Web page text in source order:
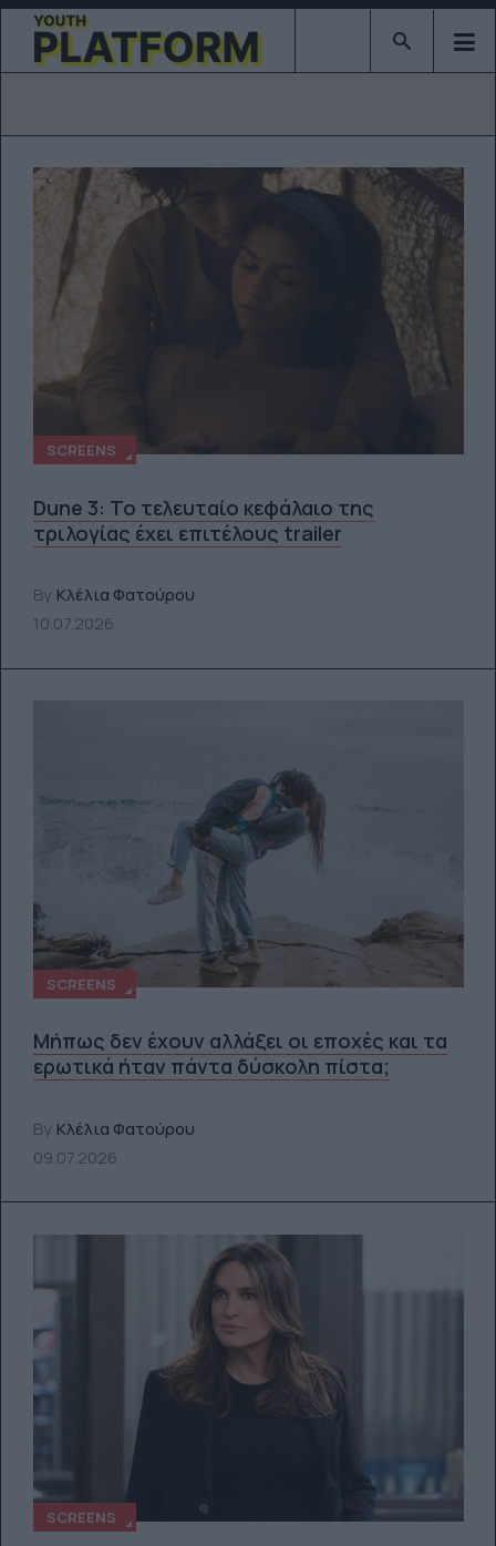
Type 2 or
SCREENS
Dune 3: Το τελευταίο κεφάλαιο της
τριλογίας έχει επιτέλους trailer
By Κλέλια Φατούρου
10.07.2026
SCREENS
Μήπως δεν έχουν αλλάξει οι εποχές και τα
ερωτικά ήταν πάντα δύσκολη πίστα;
By Κλέλια Φατούρου
09.07.2026
SCREENS